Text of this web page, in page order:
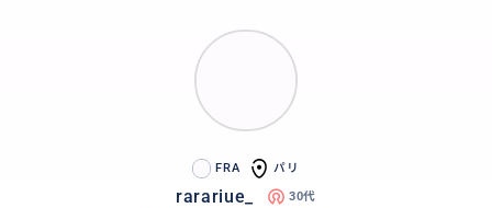
FRA パリ
rarariue_ 30代